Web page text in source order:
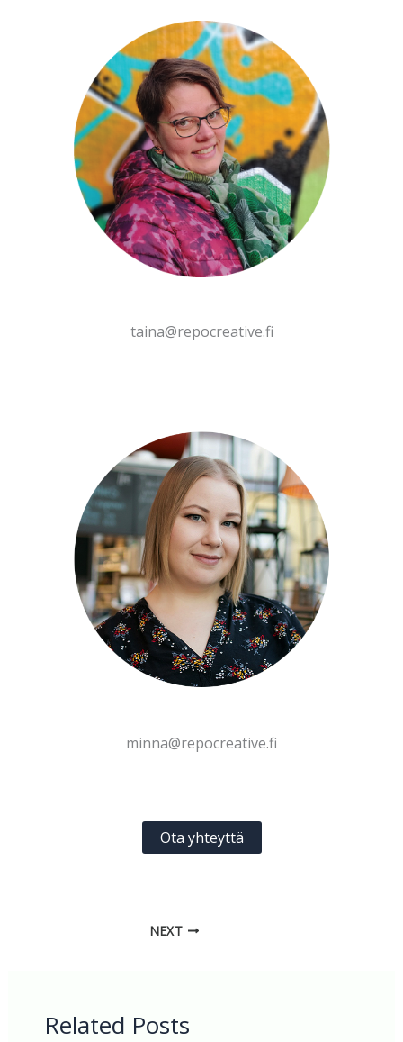
taina@repocreative.fi
minna@repocreative.fi
Ota yhteyttä
NEXT
Related Posts